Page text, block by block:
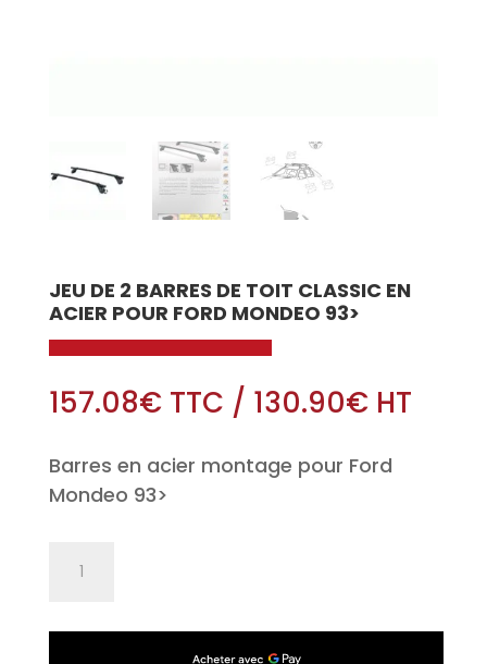
JEU DE 2 BARRES DE TOIT CLASSIC EN
ACIER POUR FORD MONDEO 93>
157.08€TTC / 130.90€HT
Barres en acier montage pour Ford
Mondeo 93>